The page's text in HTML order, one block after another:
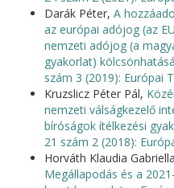
Darák Péter, A
az európai adójog (az
nemzeti adójog (a
gyakorlat)
szám 3 (2019): Európai
Kruzslicz Péter Pál,
nemzeti válságkezelő
bíróságok ítélkezési
21 szám 2 (2018):
Horváth Klaudia
Megállapodás és a